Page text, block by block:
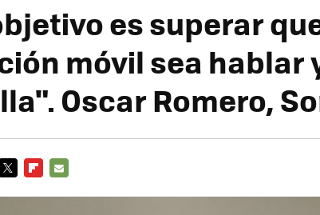
es superar
móvil sea hablar
Oscar Romero,